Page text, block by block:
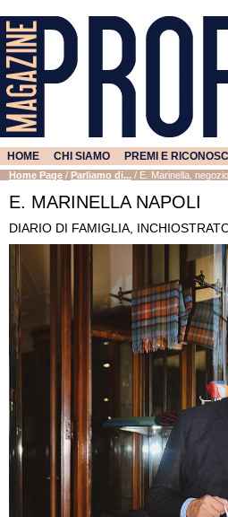
HOME CHI SIAMO PREMI E
Home Page / Parliamo di... / E. Marinella,
E. MARINELLA NAPOLI
DIARIO DI FAMIGLIA,